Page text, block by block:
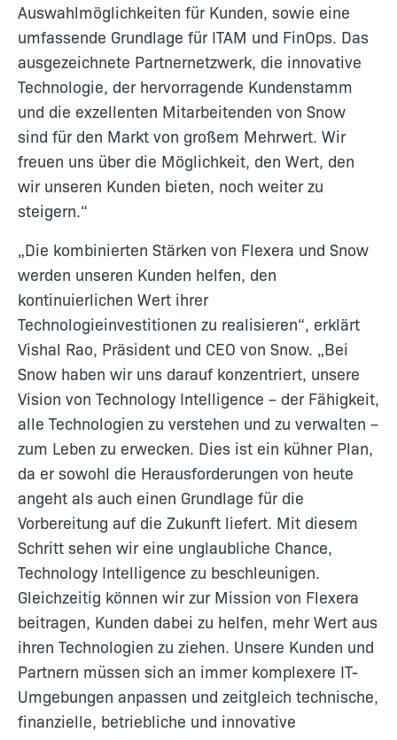
Auswahlmöglichkeiten für Kunden, sowie eine
umfassende Grundlage für ITAM und FinOps. Das
ausgezeichnete Partnernetzwerk, die innovative
Technologie, der hervorragende Kundenstamm
und die exzellenten Mitarbeitenden von Snow
sind für den Markt von großem Mehrwert. Wir
freuen uns über die Möglichkeit, den Wert, den
wir unseren Kunden bieten, noch weiter zu
steigern.“
„Die kombinierten Stärken von Flexera und Snow
werden unseren Kunden helfen, den
kontinuierlichen Wert ihrer
Technologieinvestitionen zu realisieren“, erklärt
Vishal Rao, Präsident und CEO von Snow. „Bei
Snow haben wir uns darauf konzentriert, unsere
Vision von Technology Intelligence – der Fähigkeit,
alle Technologien zu verstehen und zu verwalten –
zum Leben zu erwecken. Dies ist ein kühner Plan,
da er sowohl die Herausforderungen von heute
angeht als auch einen Grundlage für die
Vorbereitung auf die Zukunft liefert. Mit diesem
Schritt sehen wir eine unglaubliche Chance,
Technology Intelligence zu beschleunigen.
Gleichzeitig können wir zur Mission von Flexera
beitragen, Kunden dabei zu helfen, mehr Wert aus
ihren Technologien zu ziehen. Unsere Kunden und
Partnern müssen sich an immer komplexere IT-
Umgebungen anpassen und zeitgleich technische,
finanzielle, betriebliche und innovative